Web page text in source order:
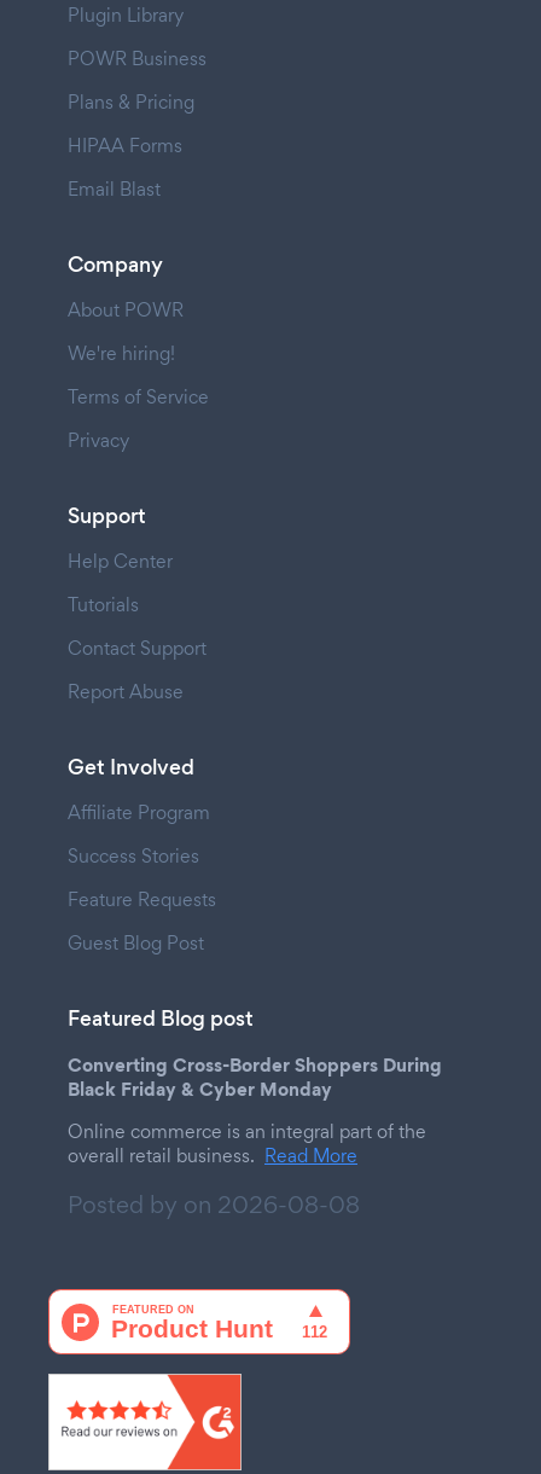
Plugin Library
POWR Business
Plans & Pricing
HIPAA Forms
Email Blast
Company
About POWR
We're hiring!
Terms of Service
Privacy
Support
Help Center
Tutorials
Contact Support
Report Abuse
Get Involved
Affiliate Program
Success Stories
Feature Requests
Guest Blog Post
Featured Blog post
Converting Cross-Border Shoppers During
Black Friday & Cyber Monday
Online commerce is an integral part of the
overall retail business. Read More
Posted by on 2026-08-08